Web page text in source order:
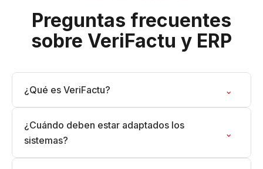
Preguntas frecuentes
sobre VeriFactu y ERP
¿Qué es VeriFactu? ⌄
¿Cuándo deben estar adaptados los
sistemas?
⌄